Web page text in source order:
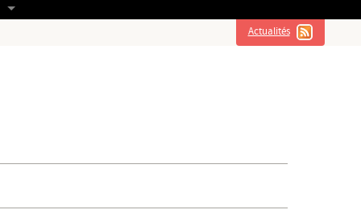
Actualités